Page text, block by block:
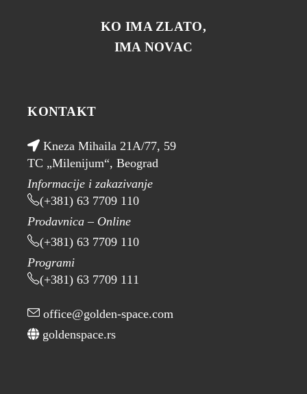
KO IMA ZLATO,
IMA NOVAC
KONTAKT
Kneza Mihaila 21A/77, 59
TC „Milenijum“, Beograd
Informacije i zakazivanje
(+381) 63 7709 110
Prodavnica – Online
(+381) 63 7709 110
Programi
(+381) 63 7709 111
office@golden-space.com
goldenspace.rs